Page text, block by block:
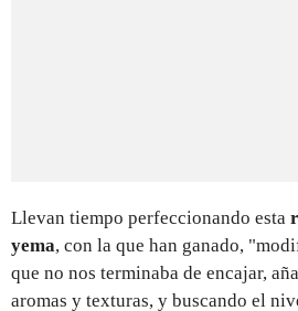
Llevan tiempo perfeccionando esta
yema, con la que han ganado,
que no nos terminaba de encajar,
aromas y texturas, y buscando el